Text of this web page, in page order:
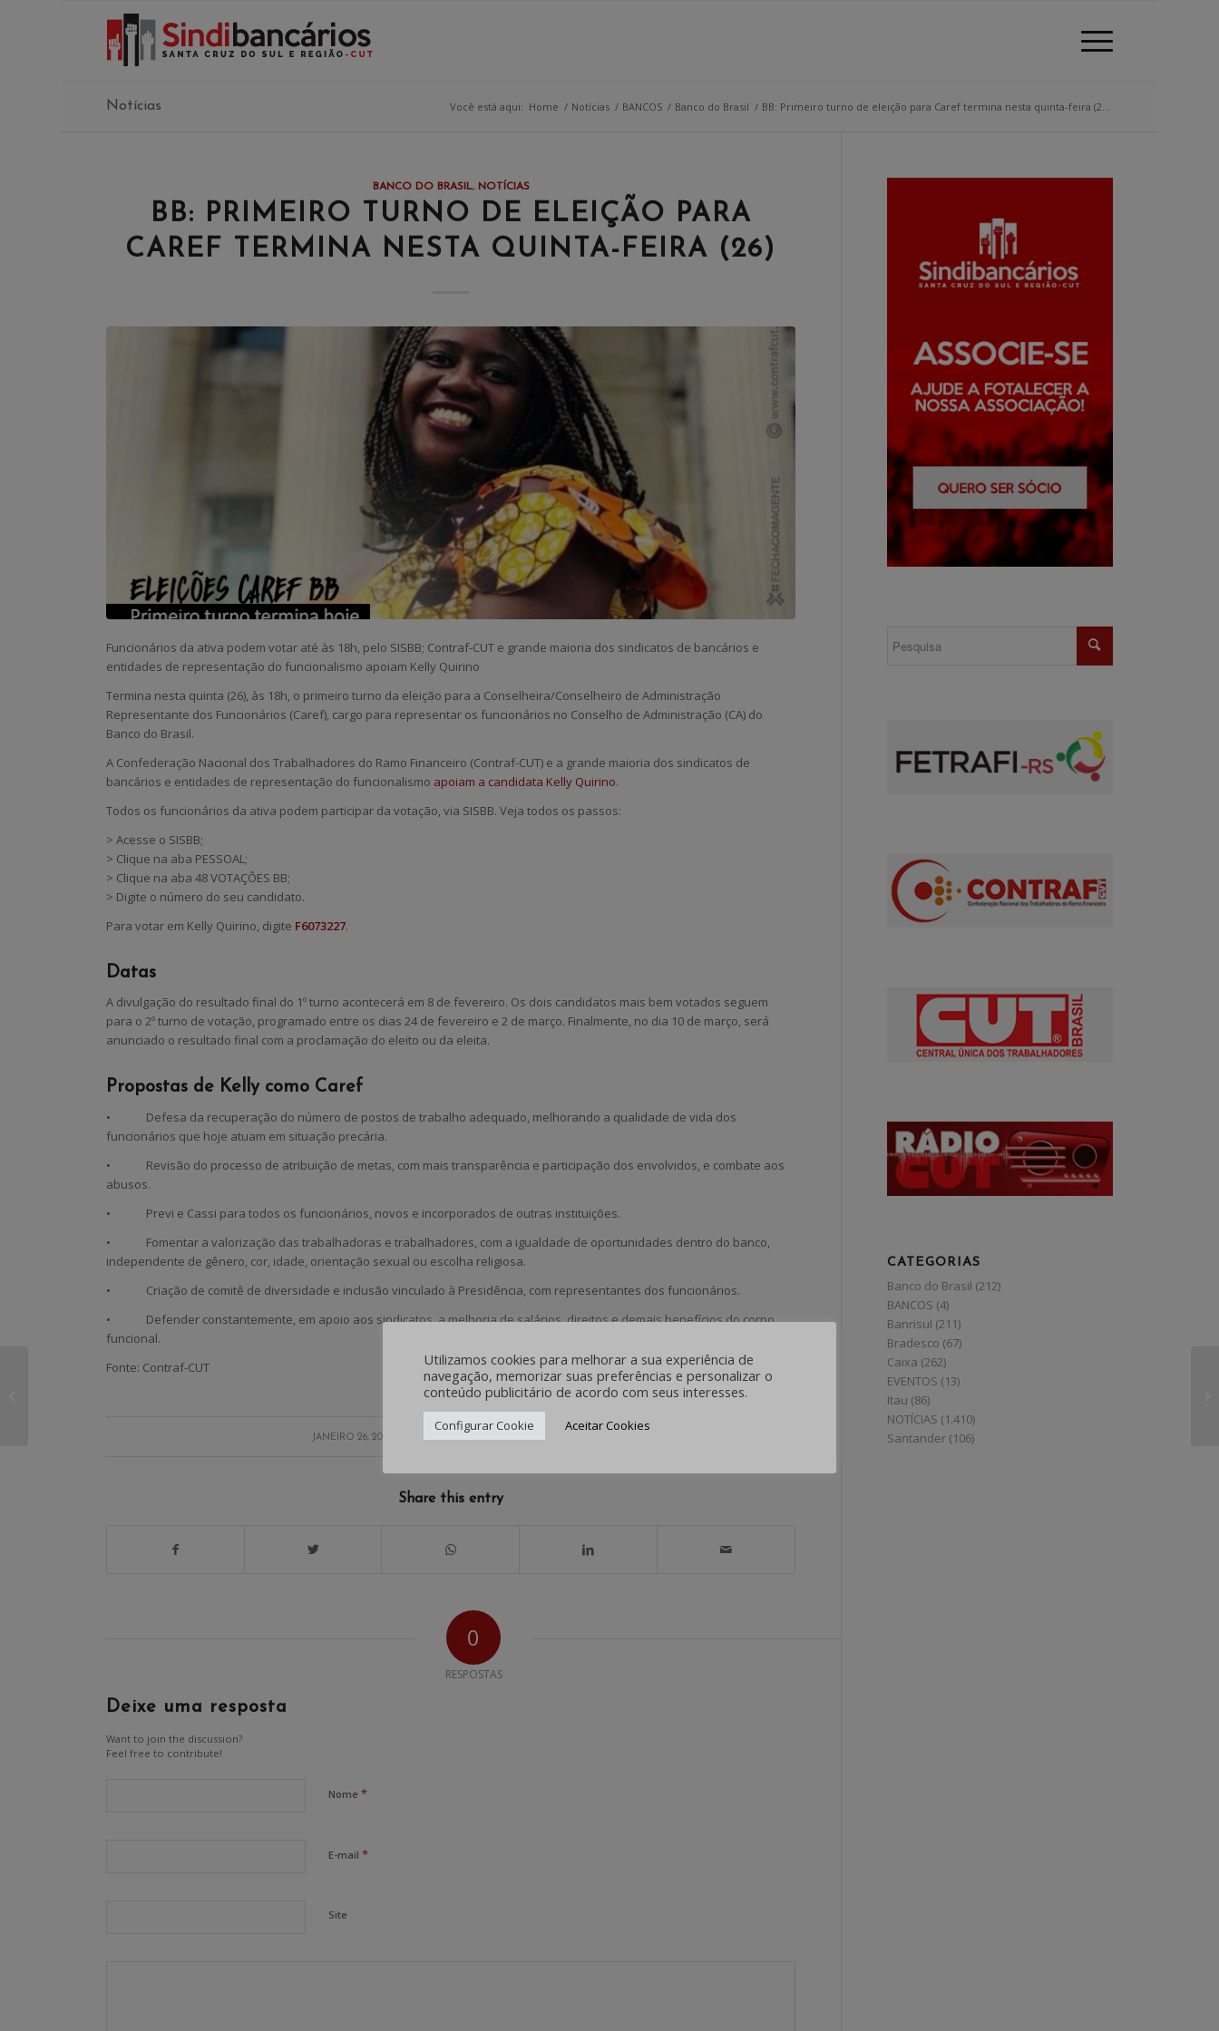
Notícias Você está aqui: Home / Notícias / BANCOS / Banco do Brasil / BB: Primeiro turno de eleição para Caref termina nesta quinta-feira (2...
BANCO DO BRASIL, NOTÍCIAS
BB: PRIMEIRO TURNO DE ELEIÇÃO PARA
CAREF TERMINA NESTA QUINTA-FEIRA (26)
Funcionários da ativa podem votar até às 18h, pelo SISBB; Contraf-CUT e grande maioria dos sindicatos de bancários e
entidades de representação do funcionalismo apoiam Kelly Quirino
Termina nesta quinta (26), às 18h, o primeiro turno da eleição para a Conselheira/Conselheiro de Administração
Representante dos Funcionários (Caref), cargo para representar os funcionários no Conselho de Administração (CA) do
Banco do Brasil.
A Confederação Nacional dos Trabalhadores do Ramo Financeiro (Contraf-CUT) e a grande maioria dos sindicatos de
bancários e entidades de representação do funcionalismo apoiam a candidata Kelly Quirino.
Todos os funcionários da ativa podem participar da votação, via SISBB. Veja todos os passos:
> Acesse o SISBB;
> Clique na aba PESSOAL;
> Clique na aba 48 VOTAÇÕES BB;
> Digite o número do seu candidato.
Para votar em Kelly Quirino, digite F6073227.
Datas
A divulgação do resultado final do 1º turno acontecerá em 8 de fevereiro. Os dois candidatos mais bem votados seguem
para o 2º turno de votação, programado entre os dias 24 de fevereiro e 2 de março. Finalmente, no dia 10 de março, será
anunciado o resultado final com a proclamação do eleito ou da eleita.
Propostas de Kelly como Caref
• Defesa da recuperação do número de postos de trabalho adequado, melhorando a qualidade de vida dos
funcionários que hoje atuam em situação precária.
• Revisão do processo de atribuição de metas, com mais transparência e participação dos envolvidos, e combate aos
abusos.
• Previ e Cassi para todos os funcionários, novos e incorporados de outras instituições.
• Fomentar a valorização das trabalhadoras e trabalhadores, com a igualdade de oportunidades dentro do banco,
independente de gênero, cor, idade, orientação sexual ou escolha religiosa.
• Criação de comitê de diversidade e inclusão vinculado à Presidência, com representantes dos funcionários.
• Defender constantemente, em apoio aos sindicatos, a melhoria de salários, direitos e demais benefícios do corpo
funcional.
Fonte: Contraf-CUT
JANEIRO 26, 2023
/ /
Share this entry
0
RESPOSTAS
Deixe uma resposta
Want to join the discussion?
Feel free to contribute!
Nome*
E-mail*
Site
CATEGORIAS
Banco do Brasil (212)
BANCOS (4)
Banrisul (211)
Bradesco (67)
Caixa (262)
EVENTOS (13)
Itau (86)
NOTÍCIAS (1.410)
Santander (106)
Utilizamos cookies para melhorar a sua experiência de
navegação, memorizar suas preferências e personalizar o
conteúdo publicitário de acordo com seus interesses.
Configurar Cookie Aceitar Cookies